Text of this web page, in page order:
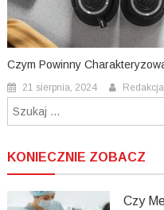
Czym Powinny
21 sierpnia, 2024 Redakcja
KONIECZNIE ZOBACZ
Czy